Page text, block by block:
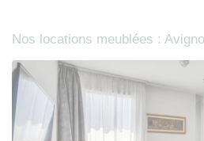
Nos locations meublées :